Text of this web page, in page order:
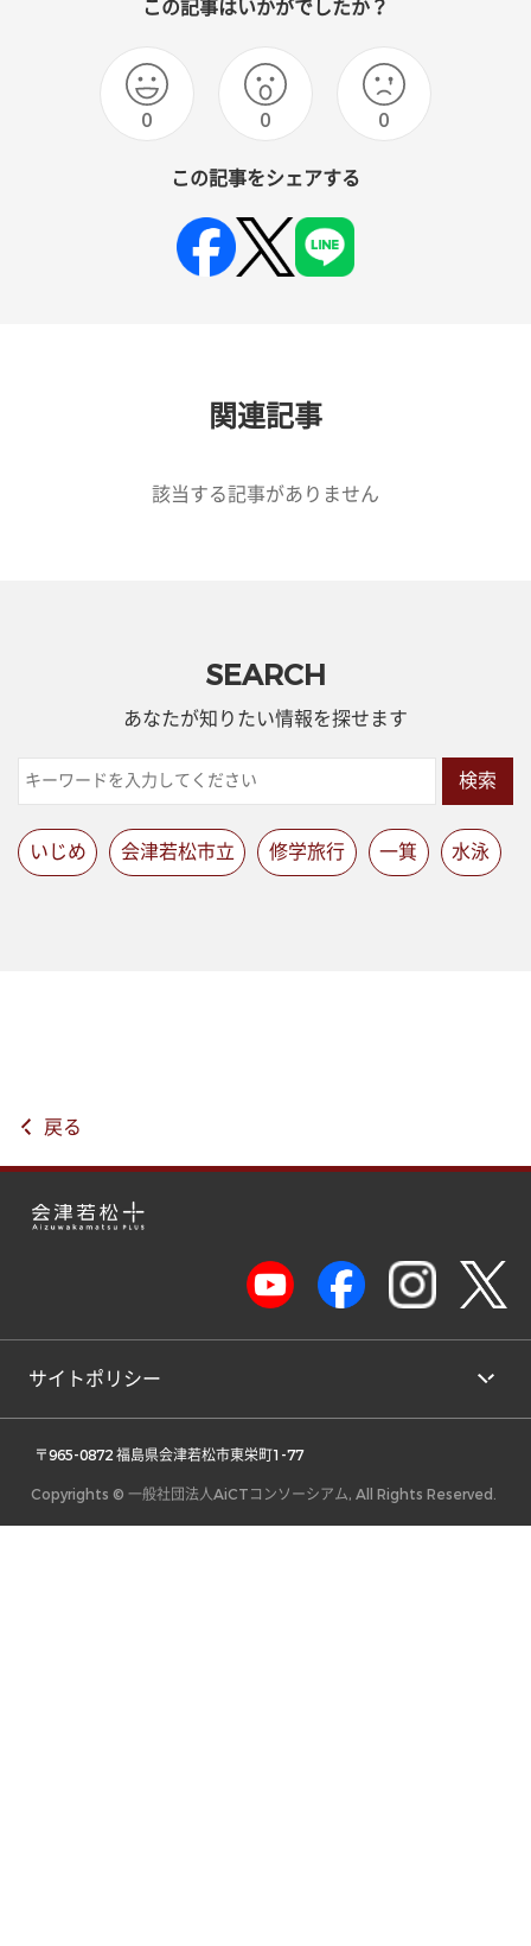
この記事はいかがでしたか？
0 0 0
この記事をシェアする
関連記事
該当する記事がありません
SEARCH
あなたが知りたい情報を探せます
検索
いじめ 会津若松市立 修学旅行 一箕 水泳
戻る
サイトポリシー
〒965-0872 福島県会津若松市東栄町1-77
Copyrights © 一般社団法人AiCTコンソーシアム, All Rights Reserved.